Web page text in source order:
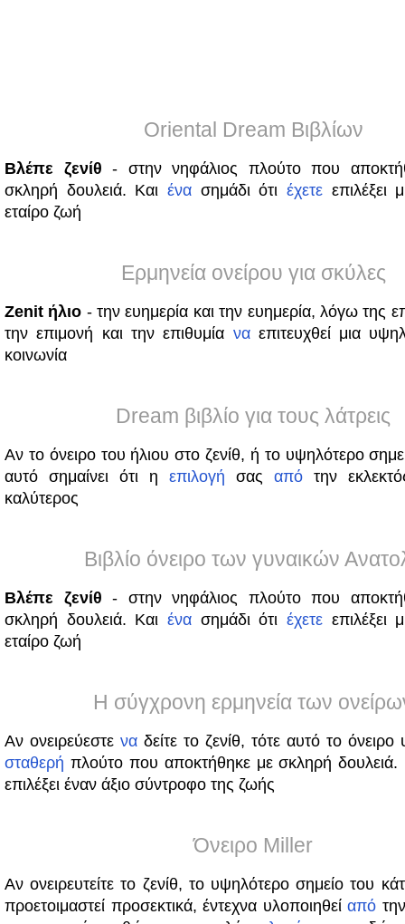
Oriental Dream Βιβλίων
Βλέπε ζενίθ- στην νηφάλιος πλούτο που
σκληρή δουλειά. Και ένα σημάδι ότι έχετε επιλέξει
εταίρο ζωή
Ερμηνεία ονείρου για σκύλες
Zenit ήλιο - την ευημερία και την ευημερία, λόγω της
την επιμονή και την επιθυμία ναεπιτευχθεί μια
κοινωνία
Dream βιβλίο για τους λάτρεις
Αν το όνειρο του ήλιου στο ζενίθ, ή το υψηλότερο
αυτό σημαίνει ότι η επιλογή σας από την
καλύτερος
Βιβλίο όνειρο των γυναικών
Βλέπε ζενίθ- στην νηφάλιος πλούτο που
σκληρή δουλειά. Και ένα σημάδι ότι έχετε επιλέξει
εταίρο ζωή
Η σύγχρονη ερμηνεία των
Αν ονειρεύεστε να δείτε το ζενίθ, τότε αυτό το όνειρο
σταθερή πλούτο που αποκτήθηκε με σκληρή δουλειά.
επιλέξει έναν άξιο σύντροφο της ζωής
Όνειρο Miller
Αν ονειρευτείτε το ζενίθ, το υψηλότερο σημείο του
προετοιμαστεί προσεκτικά, έντεχνα υλοποιηθείαπό